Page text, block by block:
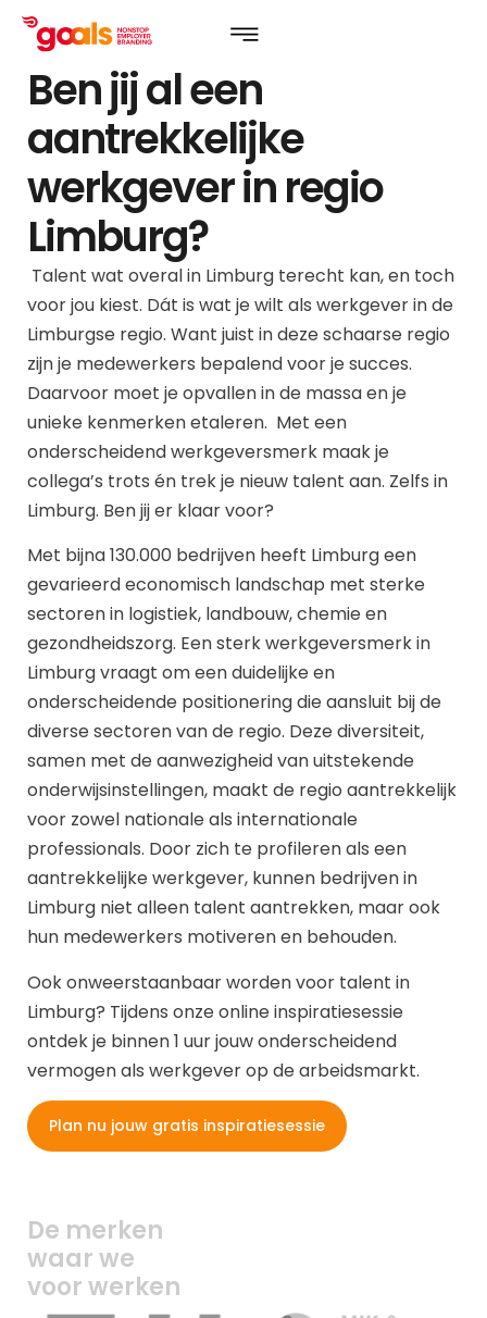
Ben jij al een
aantrekkelijke
werkgever in regio
Limburg?
Talent wat overal in Limburg terecht kan, en toch
voor jou kiest. Dát is wat je wilt als werkgever in de
Limburgse regio. Want juist in deze schaarse regio
zijn je medewerkers bepalend voor je succes.
Daarvoor moet je opvallen in de massa en je
unieke kenmerken etaleren. Met een
onderscheidend werkgeversmerk maak je
collega’s trots én trek je nieuw talent aan. Zelfs in
Limburg. Ben jij er klaar voor?
Met bijna 130.000 bedrijven heeft Limburg een
gevarieerd economisch landschap met sterke
sectoren in logistiek, landbouw, chemie en
gezondheidszorg. Een sterk werkgeversmerk in
Limburg vraagt om een duidelijke en
onderscheidende positionering die aansluit bij de
diverse sectoren van de regio. Deze diversiteit,
samen met de aanwezigheid van uitstekende
onderwijsinstellingen, maakt de regio aantrekkelijk
voor zowel nationale als internationale
professionals. Door zich te profileren als een
aantrekkelijke werkgever, kunnen bedrijven in
Limburg niet alleen talent aantrekken, maar ook
hun medewerkers motiveren en behouden.
Ook onweerstaanbaar worden voor talent in
Limburg? Tijdens onze online inspiratiesessie
ontdek je binnen 1 uur jouw onderscheidend
vermogen als werkgever op de arbeidsmarkt.
Plan nu jouw gratis inspiratiesessie
De merken
waar we
voor werken